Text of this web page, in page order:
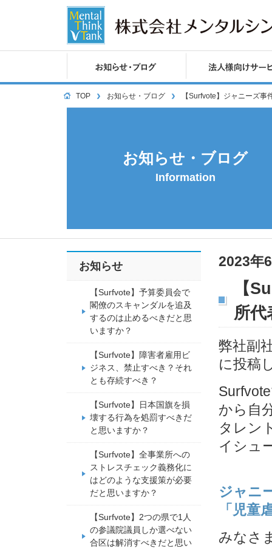
TOP お知らせ・ブログ 【Surfvote】ジャニーズ
お知らせ・ブログ
Information
2023年
【
所
弊社副
に投稿
から自
タレン
イシュ
ジャニ
「児童
みなさ
お知らせ
【Surfvote】予算委員会で
閣僚のスキャンダルを追及
するのは止めるべきだと思
いますか？
【Surfvote】障害者雇用ビ
ジネス、禁止すべき？それ
とも存続すべき？
【Surfvote】日本国旗を損
壊する行為を処罰すべきだ
と思いますか？
【Surfvote】全事業所への
ストレスチェック義務化に
はどのような支援策が必要
だと思いますか？
【Surfvote】2つの県で1人
の参議院議員しか選べない
合区は解消すべきだと思い